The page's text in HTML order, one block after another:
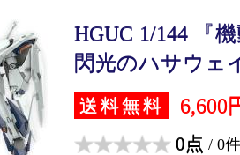
HGUC 1/144 『
閃光のハサウェ
送料無料 6,600
0点 / 0件